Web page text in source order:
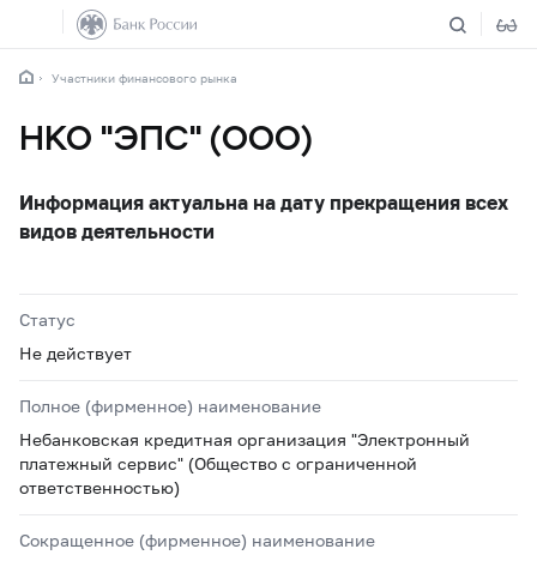
Участники финансового рынка
НКО "ЭПС" (ООО)
Информация актуальна на дату прекращения всех
видов деятельности
Статус
Не действует
Полное (фирменное) наименование
Небанковская кредитная организация "Электронный
платежный сервис" (Общество с ограниченной
ответственностью)
Сокращенное (фирменное) наименование